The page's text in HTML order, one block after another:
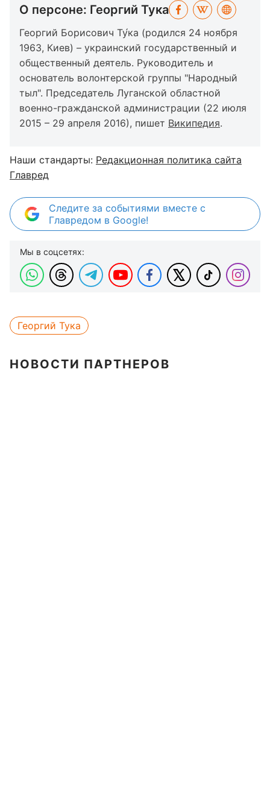
О персоне: Георгий Тука
Георгий Борисович Ту́ка (родился 24 ноября
1963, Киев) – украинский государственный и
общественный деятель. Руководитель и
основатель волонтерской группы "Народный
тыл". Председатель Луганской областной
военно-гражданской администрации (22 июля
2015 – 29 апреля 2016), пишет Википедия.
Наши стандарты: Редакционная политика сайта
Главред
Следите за событиями вместе с
Главредом в Google!
Мы в соцсетях:
Георгий Тука
НОВОСТИ ПАРТНЕРОВ